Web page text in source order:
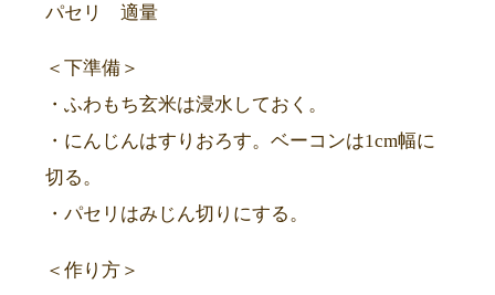
パセリ 適量
＜下準備＞
・ふわもち玄米は浸水しておく。
・にんじんはすりおろす。ベーコンは1cm幅に
切る。
・パセリはみじん切りにする。
＜作り方＞